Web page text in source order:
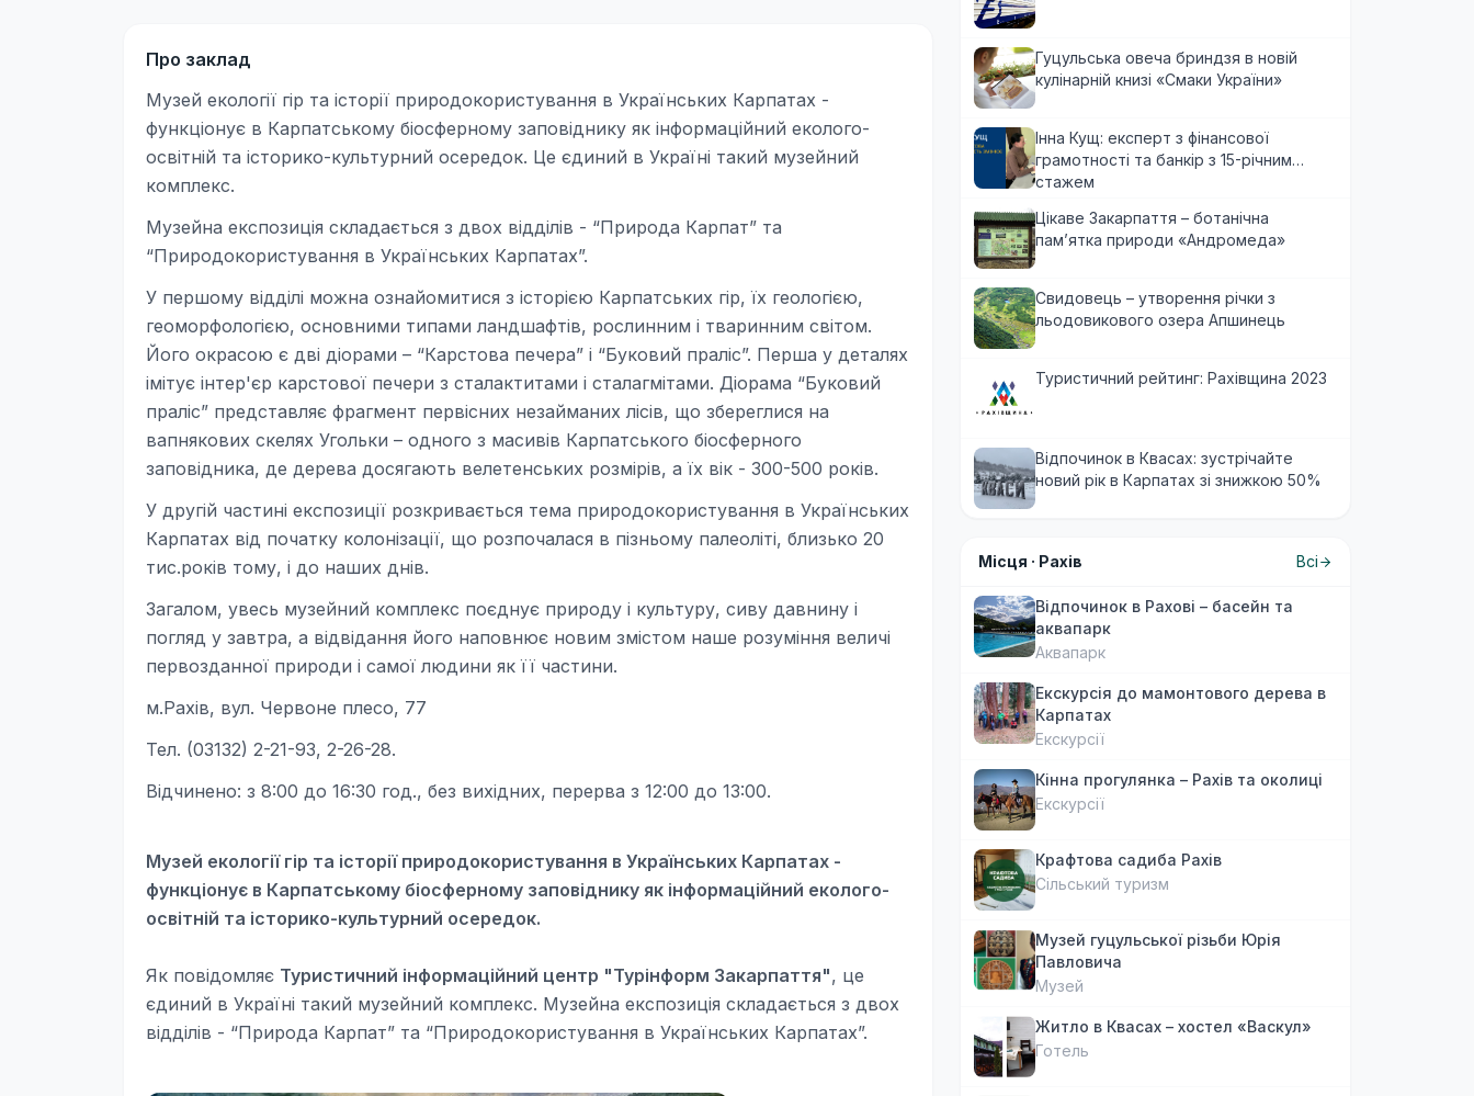
Про заклад
Музей екології гір та історії природокористування в Українських Карпатах -
функціонує в Карпатському біосферному заповіднику як інформаційний еколого-
освітній та історико-культурний осередок. Це єдиний в Україні такий музейний
комплекс.
Музейна експозиція складається з двох відділів - “Природа Карпат” та
“Природокористування в Українських Карпатах”.
У першому відділі можна ознайомитися з історією Карпатських гір, їх геологією,
геоморфологією, основними типами ландшафтів, рослинним і тваринним світом.
Його окрасою є дві діорами – “Карстова печера” і “Буковий праліс”. Перша у деталях
імітує інтер'єр карстової печери з сталактитами і сталагмітами. Діорама “Буковий
праліс” представляє фрагмент первісних незайманих лісів, що збереглися на
вапнякових скелях Угольки – одного з масивів Карпатського біосферного
заповідника, де дерева досягають велетенських розмірів, а їх вік - 300-500 років.
У другій частині експозиції розкривається тема природокористування в Українських
Карпатах від початку колонізації, що розпочалася в пізньому палеоліті, близько 20
тис.років тому, і до наших днів.
Загалом, увесь музейний комплекс поєднує природу і культуру, сиву давнину і
погляд у завтра, а відвідання його наповнює новим змістом наше розуміння величі
первозданної природи і самої людини як її частини.
м.Рахів, вул. Червоне плесо, 77
Тел. (03132) 2-21-93, 2-26-28.
Відчинено: з 8:00 до 16:30 год., без вихідних, перерва з 12:00 до 13:00.
Музей екології гір та історії природокористування в Українських Карпатах -
функціонує в Карпатському біосферному заповіднику як інформаційний еколого-
освітній та історико-культурний осередок.
Як повідомляє Туристичний інформаційний центр "Турінформ Закарпаття", це
єдиний в Україні такий музейний комплекс. Музейна експозиція складається з двох
відділів - “Природа Карпат” та “Природокористування в Українських Карпатах”.
Гуцульська овеча бриндзя в новій
кулінарній книзі «Смаки України»
Інна Кущ: експерт з фінансової
грамотності та банкір з 15-річним
стажем
Цікаве Закарпаття – ботанічна
пам’ятка природи «Андромеда»
Свидовець – утворення річки з
льодовикового озера Апшинець
Туристичний рейтинг: Рахівщина 2023
Відпочинок в Квасах: зустрічайте
новий рік в Карпатах зі знижкою 50%
Місця · Рахів Всі
Відпочинок в Рахові – басейн та
аквапарк
Аквапарк
Екскурсія до мамонтового дерева в
Карпатах
Екскурсії
Кінна прогулянка – Рахів та околиці
Екскурсії
Крафтова садиба Рахів
Сільський туризм
Музей гуцульської різьби Юрія
Павловича
Музей
Житло в Квасах – хостел «Васкул»
Готель